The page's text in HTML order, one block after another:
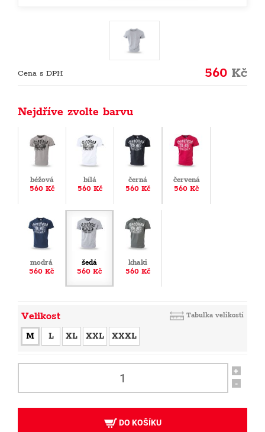
Cena s DPH 560 Kč
Nejdříve zvolte barvu
béžová
560 Kč
bílá
560 Kč
černá
560 Kč
červená
560 Kč
modrá
560 Kč
šedá
560 Kč
khaki
560 Kč
Velikost Tabulka velikostí
M L XL XXL XXXL
+
-
DO KOŠÍKU